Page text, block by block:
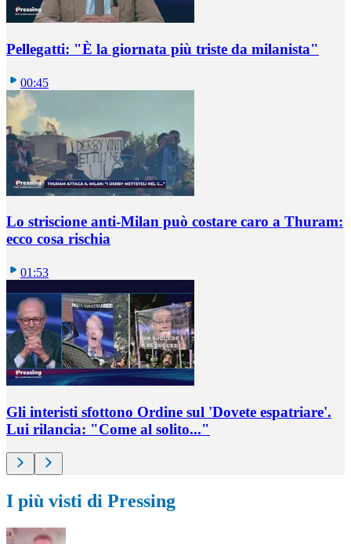
Pellegatti: "È la giornata più triste da milanista"
00:45
Lo striscione anti-Milan può costare caro a Thuram:
ecco cosa rischia
01:53
Gli interisti sfottono Ordine sul 'Dovete espatriare'.
Lui rilancia: "Come al solito..."
I più visti di Pressing